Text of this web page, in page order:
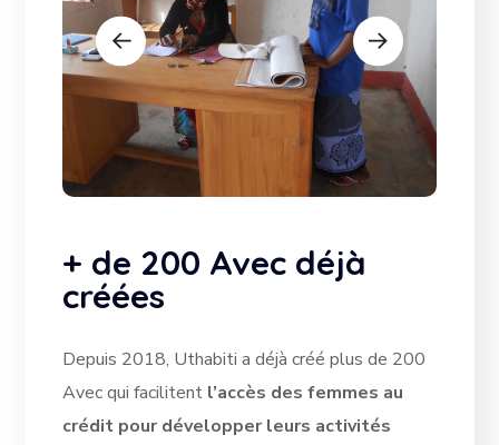
+ de 200 Avec déjà
créées
Depuis 2018, Uthabiti a déjà créé plus de 200
Avec qui facilitent l’accès des femmes au
crédit pour développer leurs activités